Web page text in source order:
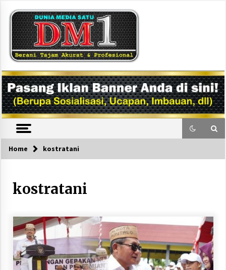
content
DM1
Home kostratani
kostratani